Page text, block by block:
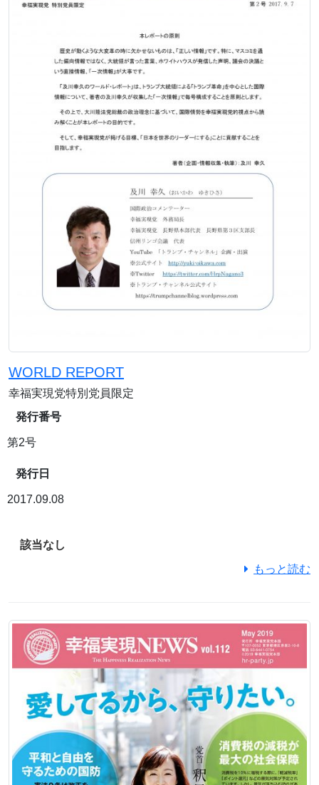
WORLD REPORT
幸福実現党特別党員限定
発行番号
第2号
発行日
2017.09.08
該当なし
もっと読む